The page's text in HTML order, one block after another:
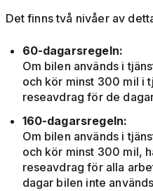
Det finns två nivåer av
60-dagarsregeln:
Om bilen används i
och kör minst 300 mil i
reseavdrag för de
160-dagarsregeln:
Om bilen används i
och kör minst 300 mil,
reseavdrag för alla
dagar bilen inte